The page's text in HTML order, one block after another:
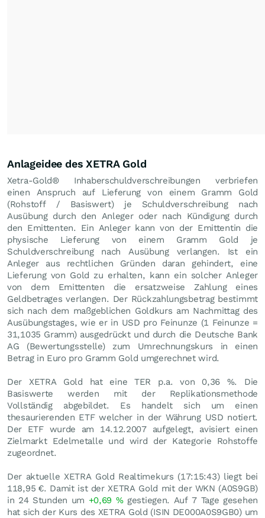
Anlageidee des XETRA Gold
Xetra-Gold® Inhaberschuldverschreibungen verbriefen
einen Anspruch auf Lieferung von einem Gramm Gold
(Rohstoff / Basiswert) je Schuldverschreibung nach
Ausübung durch den Anleger oder nach Kündigung durch
den Emittenten. Ein Anleger kann von der Emittentin die
physische Lieferung von einem Gramm Gold je
Schuldverschreibung nach Ausübung verlangen. Ist ein
Anleger aus rechtlichen Gründen daran gehindert, eine
Lieferung von Gold zu erhalten, kann ein solcher Anleger
von dem Emittenten die ersatzweise Zahlung eines
Geldbetrages verlangen. Der Rückzahlungsbetrag bestimmt
sich nach dem maßgeblichen Goldkurs am Nachmittag des
Ausübungstages, wie er in USD pro Feinunze (1 Feinunze =
31,1035 Gramm) ausgedrückt und durch die Deutsche Bank
AG (Bewertungsstelle) zum Umrechnungskurs in einen
Betrag in Euro pro Gramm Gold umgerechnet wird.
Der XETRA Gold hat eine TER p.a. von 0,36 %. Die
Basiswerte werden mit der Replikationsmethode
Vollständig abgebildet. Es handelt sich um einen
thesaurierenden ETF welcher in der Währung USD notiert.
Der ETF wurde am 14.12.2007 aufgelegt, avisiert einen
Zielmarkt Edelmetalle und wird der Kategorie Rohstoffe
zugeordnet.
Der aktuelle XETRA Gold Realtimekurs (17:15:43) liegt bei
118,95 €. Damit ist der XETRA Gold mit der WKN (A0S9GB)
in 24 Stunden um +0,69 %gestiegen. Auf 7 Tage gesehen
hat sich der Kurs des XETRA Gold (ISIN DE000A0S9GB0) um